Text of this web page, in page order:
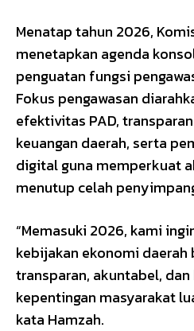
Menatap tahun 2026,
menetapkan agenda
penguatan fungsi
Fokus pengawasan
efektivitas PAD,
keuangan daerah, serta
digital guna memperkuat
menutup celah
“Memasuki 2026, kami
kebijakan ekonomi daerah
transparan, akuntabel,
kepentingan masyarakat
kata Hamzah.